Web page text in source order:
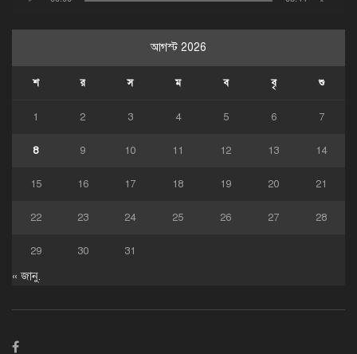
আগস্ট 2026
শ র স ম ব বৃ শু
1 2 3 4 5 6 7
8 9 10 11 12 13 14
15 16 17 18 19 20 21
22 23 24 25 26 27 28
29 30 31
« জানু.